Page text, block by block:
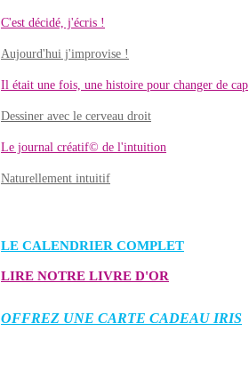
C'est décidé, j'écris !
Aujourd'hui j'improvise !
Il était une fois, une histoire pour changer de cap
Dessiner avec le cerveau droit
Le journal créatif© de l'intuition
Naturellement intuitif
LE CALENDRIER COMPLET
LIRE NOTRE LIVRE D'OR
OFFREZ UNE CARTE CADEAU IRIS